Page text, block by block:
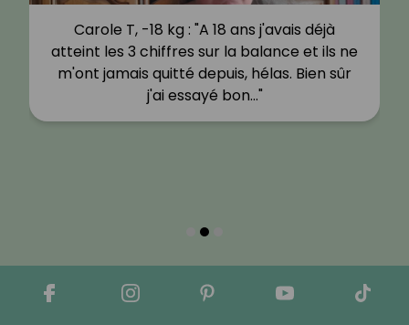
Carole T, -18 kg : "A 18 ans j'avais déjà
atteint les 3 chiffres sur la balance et ils ne
m'ont jamais quitté depuis, hélas. Bien sûr
j'ai essayé bon…"